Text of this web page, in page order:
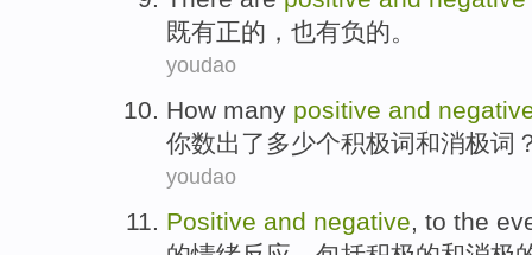
既有正的，也有负的。
youdao
How many positive and
你数出了 多少个积极词和消极词
youdao
Positive and negative, to the